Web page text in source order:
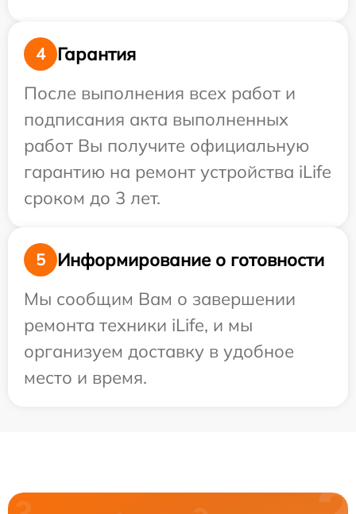
4
Гарантия
После выполнения всех работ и
подписания акта выполненных
работ Вы получите официальную
гарантию на ремонт устройства iLife
сроком до 3 лет.
5
Информирование о готовности
Мы сообщим Вам о завершении
ремонта техники iLife, и мы
организуем доставку в удобное
место и время.